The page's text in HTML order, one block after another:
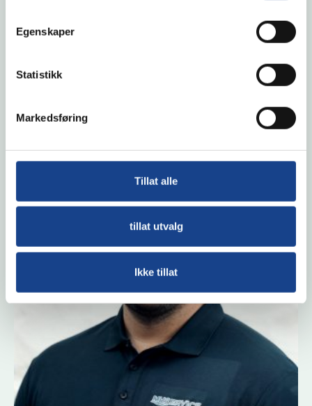
Egenskaper
Statistikk
Markedsføring
Tillat alle
tillat utvalg
Ikke tillat
need something special? Get in touch with one of our
skilled employees or stop by us in Måløy, Fosnavåg or